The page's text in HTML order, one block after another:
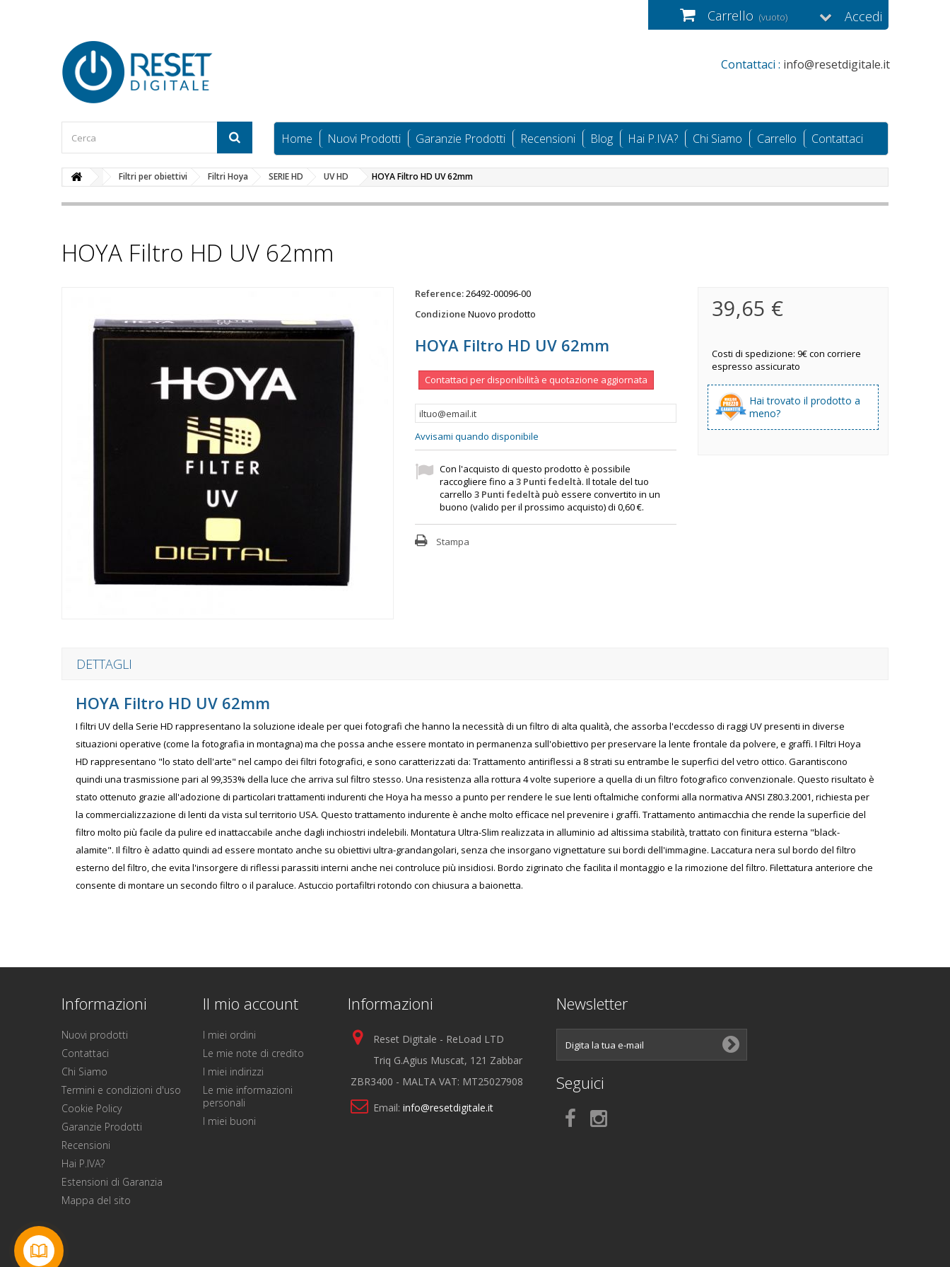
Accedi
Carrello (vuoto)
Contattaci : info@resetdigitale.it
Home Nuovi Prodotti Garanzie Prodotti Recensioni Blog Hai P.IVA? Chi Siamo Carrello Contattaci
Filtri per obiettivi Filtri Hoya SERIE HD UV HD HOYA Filtro HD UV 62mm
HOYA Filtro HD UV 62mm
Reference:26492-00096-00
Condizione Nuovo prodotto
HOYA Filtro HD UV 62mm
Contattaci per disponibilità e quotazione aggiornata
Avvisami quando disponibile
Con l'acquisto di questo prodotto è possibile
raccogliere fino a 3 Punti fedeltà. Il totale del tuo
carrello 3 Punti fedeltà può essere convertito in un
buono (valido per il prossimo acquisto) di 0,60 €.
Stampa
39,65 €
Costi di spedizione: 9€ con corriere
espresso assicurato
Hai trovato il prodotto a
meno?
DETTAGLI
HOYA Filtro HD UV 62mm
I filtri UV della Serie HD rappresentano la soluzione ideale per quei fotografi che hanno la necessità di un filtro di alta qualità, che assorba l'eccdesso di raggi UV presenti in diverse
situazioni operative (come la fotografia in montagna) ma che possa anche essere montato in permanenza sull'obiettivo per preservare la lente frontale da polvere, e graffi. I Filtri Hoya
HD rappresentano "lo stato dell'arte" nel campo dei filtri fotografici, e sono caratterizzati da: Trattamento antiriflessi a 8 strati su entrambe le superfici del vetro ottico. Garantiscono
quindi una trasmissione pari al 99,353% della luce che arriva sul filtro stesso. Una resistenza alla rottura 4 volte superiore a quella di un filtro fotografico convenzionale. Questo risultato è
stato ottenuto grazie all'adozione di particolari trattamenti indurenti che Hoya ha messo a punto per rendere le sue lenti oftalmiche conformi alla normativa ANSI Z80.3.2001, richiesta per
la commercializzazione di lenti da vista sul territorio USA. Questo trattamento indurente è anche molto efficace nel prevenire i graffi. Trattamento antimacchia che rende la superficie del
filtro molto più facile da pulire ed inattaccabile anche dagli inchiostri indelebili. Montatura Ultra-Slim realizzata in alluminio ad altissima stabilità, trattato con finitura esterna "black-
alamite". Il filtro è adatto quindi ad essere montato anche su obiettivi ultra-grandangolari, senza che insorgano vignettature sui bordi dell'immagine. Laccatura nera sul bordo del filtro
esterno del filtro, che evita l'insorgere di riflessi parassiti interni anche nei controluce più insidiosi. Bordo zigrinato che facilita il montaggio e la rimozione del filtro. Filettatura anteriore che
consente di montare un secondo filtro o il paraluce. Astuccio portafiltri rotondo con chiusura a baionetta.
Informazioni
Nuovi prodotti
Contattaci
Chi Siamo
Termini e condizioni d'uso
Cookie Policy
Garanzie Prodotti
Recensioni
Hai P.IVA?
Estensioni di Garanzia
Mappa del sito
Il mio account
I miei ordini
Le mie note di credito
I miei indirizzi
Le mie informazioni
personali
I miei buoni
Informazioni
Reset Digitale - ReLoad LTD
Triq G.Agius Muscat, 121 Zabbar
ZBR3400 - MALTA VAT: MT25027908
Email: info@resetdigitale.it
Newsletter
Seguici
Contattaci